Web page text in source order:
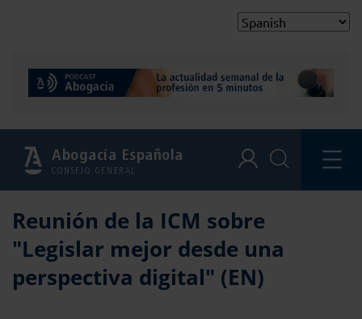
Abogacía Española
CONSEJO GENERAL
Reunión de la ICM sobre
"Legislar mejor desde una
perspectiva digital" (EN)